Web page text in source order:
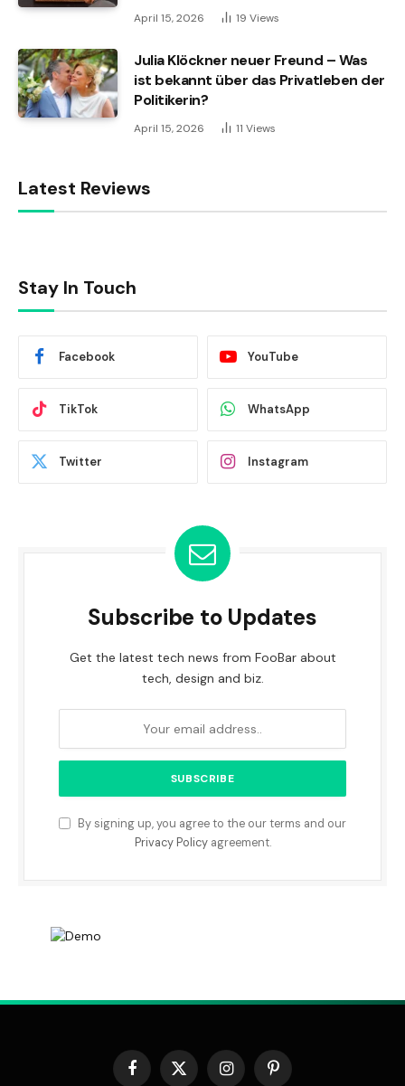
April 15, 2026 19 Views
Julia Klöckner neuer Freund – Was
ist bekannt über das Privatleben der
Politikerin?
April 15, 2026 11 Views
Latest Reviews
Stay In Touch
Facebook YouTube
TikTok WhatsApp
Twitter Instagram
Subscribe to Updates
Get the latest tech news from FooBar about
tech, design and biz.
By signing up, you agree to the our terms and our
Privacy Policyagreement.
Facebook
X
InstagramPinterest